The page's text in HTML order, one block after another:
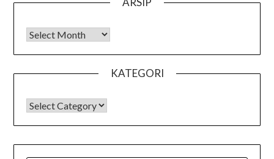
Arsip
KATEGORI
KATEGORI